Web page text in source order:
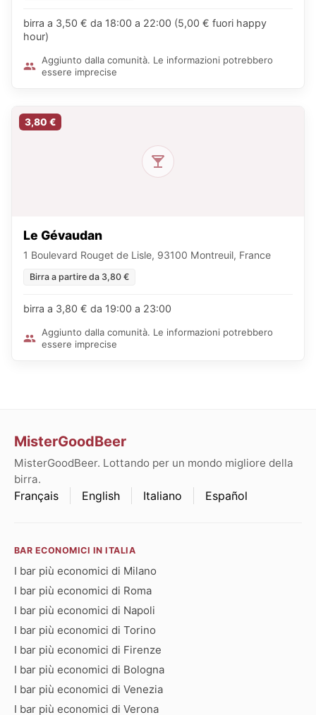
birra a 3,50 € da 18:00 a 22:00 (5,00 € fuori happy
hour)
Aggiunto dalla comunità. Le informazioni potrebbero
essere imprecise
3,80 €
Le Gévaudan
1 Boulevard Rouget de Lisle, 93100 Montreuil, France
Birra a partire da 3,80 €
birra a 3,80 € da 19:00 a 23:00
Aggiunto dalla comunità. Le informazioni potrebbero
essere imprecise
MisterGoodBeer
MisterGoodBeer. Lottando per un mondo migliore della
birra.
Français English Italiano Español
BAR ECONOMICI IN ITALIA
I bar più economici di Milano
I bar più economici di Roma
I bar più economici di Napoli
I bar più economici di Torino
I bar più economici di Firenze
I bar più economici di Bologna
I bar più economici di Venezia
I bar più economici di Verona